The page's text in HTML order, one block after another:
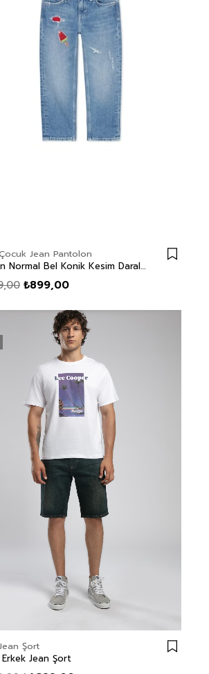
Jean Pantolon
London Normal Bel Konik Kesim Daralan Paça Mavi Erkek Çocuk Jean Pantolon
₺899,00
Şort
Jean Şort